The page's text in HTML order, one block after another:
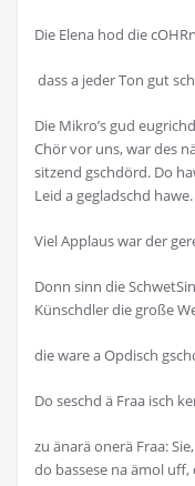
Die Elena hod die
dass a jeder Ton gut
Die Mikro’s gud
Chör vor uns, war des
sitzend gschdörd. Do
Leid a gegladschd hawe.
Viel Applaus war der
Donn sinn die
Künschdler die große
die ware a Opdisch
Do seschd ä Fraa isch
zu änarä onerä Fraa:
do bassese na ämol